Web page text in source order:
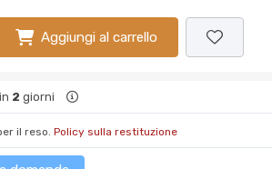
Aggiungi al carrello
2 giorni
il reso.Policy sulla restituzione